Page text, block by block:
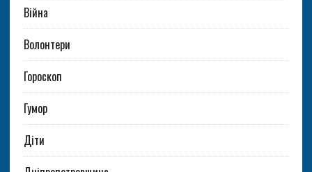
Війна
Волонтери
Гороскоп
Гумор
Діти